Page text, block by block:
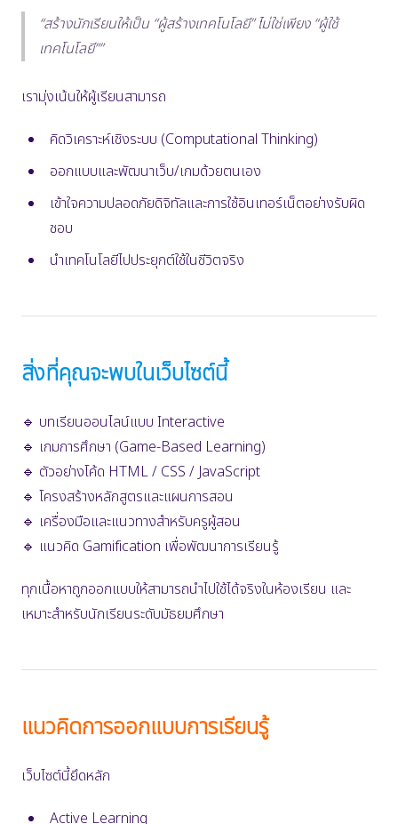
สร้างนักเรียนให้เป็น “ผู้สร้างเทคโนโลยี” ไม่ใช่เพียง “ผู้ใช้
เทคโนโลยี”
เรามุ่งเน้นให้ผู้เรียนสามารถ
คิดวิเคราะห์เชิงระบบ (Computational Thinking)
ออกแบบและพัฒนาเว็บ/เกมด้วยตนเอง
เข้าใจความปลอดภัยดิจิทัลและการใช้อินเทอร์เน็ตอย่างรับผิด
ชอบ
นำเทคโนโลยีไปประยุกต์ใช้ในชีวิตจริง
สิ่งที่คุณจะพบในเว็บไซต์นี้
🔹 บทเรียนออนไลน์แบบ Interactive
🔹 เกมการศึกษา (Game-Based Learning)
🔹 ตัวอย่างโค้ด HTML / CSS / JavaScript
🔹 โครงสร้างหลักสูตรและแผนการสอน
🔹 เครื่องมือและแนวทางสำหรับครูผู้สอน
🔹 แนวคิด Gamification เพื่อพัฒนาการเรียนรู้
ทุกเนื้อหาถูกออกแบบให้สามารถนำไปใช้ได้จริงในห้องเรียน และ
เหมาะสำหรับนักเรียนระดับมัธยมศึกษา
แนวคิดการออกแบบการเรียนรู้
เว็บไซต์นี้ยึดหลัก
Active Learning